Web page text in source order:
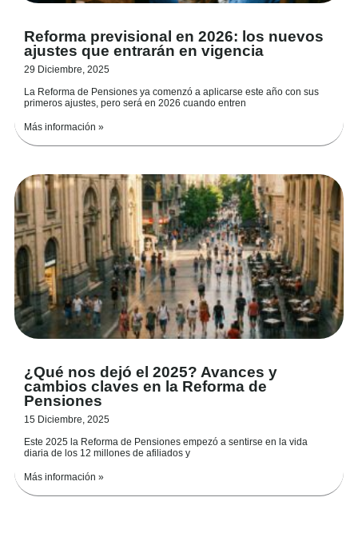
Reforma previsional en 2026: los nuevos
ajustes que entrarán en vigencia
29 Diciembre, 2025
La Reforma de Pensiones ya comenzó a aplicarse este año con sus
primeros ajustes, pero será en 2026 cuando entren
Más información »
¿Qué nos dejó el 2025? Avances y
cambios claves en la Reforma de
Pensiones
15 Diciembre, 2025
Este 2025 la Reforma de Pensiones empezó a sentirse en la vida
diaria de los 12 millones de afiliados y
Más información »